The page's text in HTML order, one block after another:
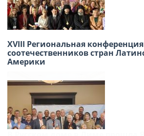
Флешмоб «Танец без границ.
движении».
XVIII Региональная
соотечественников стран
Америки